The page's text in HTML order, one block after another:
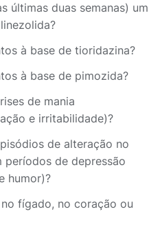
últimas duas semanas) um
à base de tioridazina?
à base de pimozida?
de mania
e irritabilidade)?
de alteração no
períodos de depressão
humor)?
fígado, no coração ou